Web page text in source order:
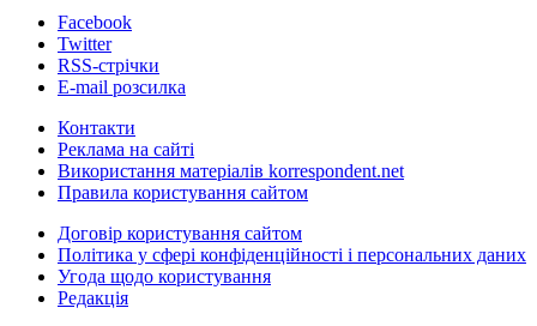
Facebook
Twitter
RSS-стрічки
E-mail розсилка
Контакти
Реклама на сайті
Використання матеріалів korrespondent.net
Правила користування сайтом
Договір користування сайтом
Політика у сфері конфіденційності і персональних даних
Угода щодо користування
Редакція